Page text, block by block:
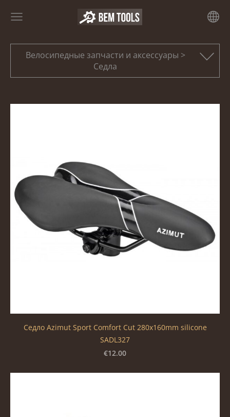
Велосипедные запчасти и аксессуары >
Седла
Седло Azimut Sport Comfort Cut 280x160mm silicone
SADL327
€12.00